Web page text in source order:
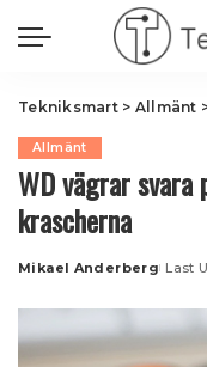
Tekniksmart> Allmänt
Allmänt
WD vägrar svara
krascherna
Posted
Mikael Anderberg Last